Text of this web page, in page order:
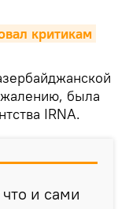
критикам
была
IRNA.
и сами